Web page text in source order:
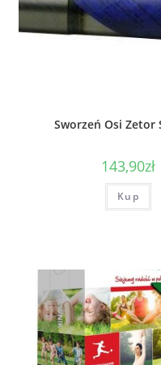
Sworzeń Osi Zetor
143,90zł
Kup